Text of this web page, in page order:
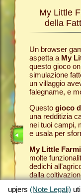
Nelle
nostro
sui
My Little
della
Un browser
aspetta a My
questo gioco
simulazione
un villaggio
falegname, e
Questo gioco
una redditizia
nei tuoi campi,
e usala per
My Little
molte
dedichi
dalla
upjers (Note Legali)